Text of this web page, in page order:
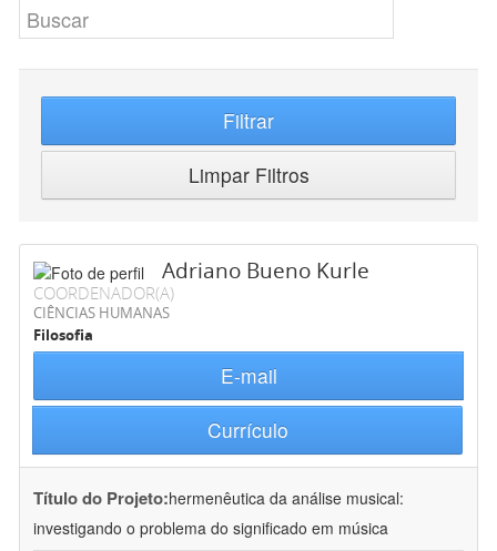
Filtrar
Limpar Filtros
Adriano Bueno Kurle
COORDENADOR(A)
CIÊNCIAS HUMANAS
Filosofia
E-mail
Currículo
Título do Projeto:hermenêutica da análise musical:
investigando o problema do significado em música